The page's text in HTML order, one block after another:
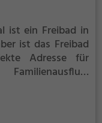
ist ein Freibad in
ist das Freibad
Adresse für
jeder auf
kann die